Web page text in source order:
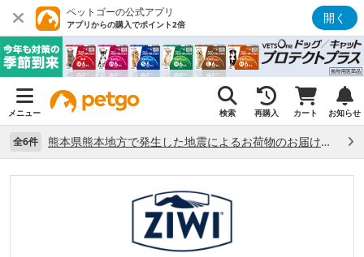
ペットゴーの公式アプリ
アプリからの購入でポイント2倍 開く
メニュー 検索 再購入 カート お知らせ
全6件 熊本県熊本地方で発生した地震によるお荷物のお届け状況について （7/28）